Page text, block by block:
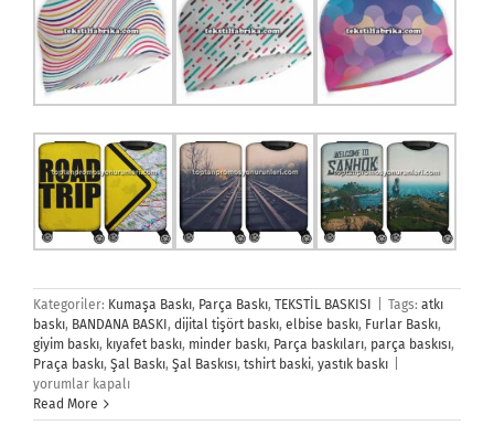
Kategoriler: Kumaşa Baskı, Parça Baskı, TEKSTİL BASKISI Tags: atkı
baskı, BANDANA BASKI , dijital tişört baskı, elbise baskı, Furlar Baskı,
giyim baskı, kıyafet baskı, minder baskı, Parça baskıları, parça baskısı,
Praça baskı, Şal Baskı, Şal Baskısı, tshirt baski, yastık baskı
yorumlar kapalı
Read More